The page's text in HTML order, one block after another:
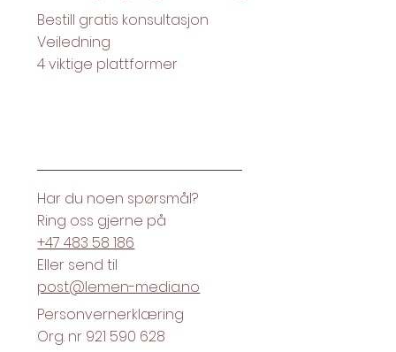
Har du noen spørsmål?
Ring oss gjerne på
+47 483 58 186
Eller send til
post@lemen-media.no
Personvernerklæring
Org. nr 921 590 628
Bestill gratis konsultasjon
Veiledning
4 viktige plattformer